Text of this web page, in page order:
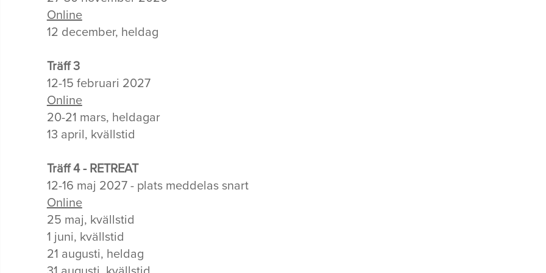
Online
12 december, heldag
Träff 3
12-15 februari 2027
Online
20-21 mars, heldagar
13 april, kvällstid
Träff 4 - RETREAT
12-16 maj 2027 - plats meddelas snart
Online
25 maj, kvällstid
1 juni, kvällstid
21 augusti, heldag